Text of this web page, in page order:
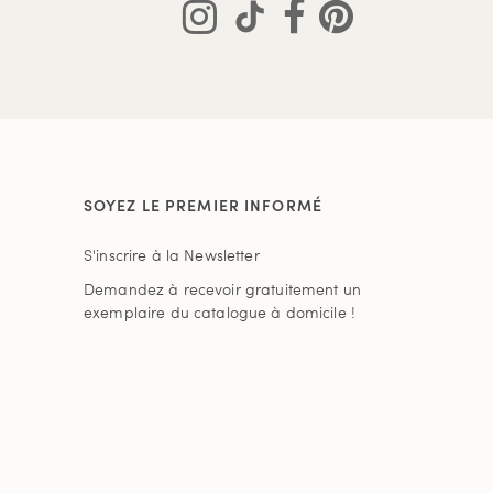
SOYEZ LE PREMIER INFORMÉ
S'inscrire à la Newsletter
Demandez à recevoir gratuitement un
exemplaire du catalogue à domicile !